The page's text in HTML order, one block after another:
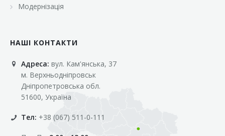
Модернізація
НАШІ КОНТАКТИ
Адреса: вул. Кам'янська, 37
м. Верхньодніпровськ
Дніпропетровська обл.
51600, Україна
Тел: +38 (067) 511-0-111